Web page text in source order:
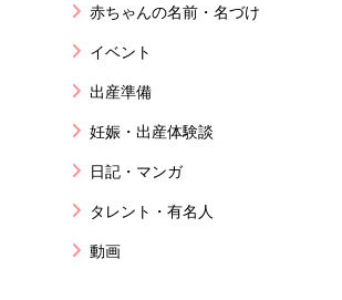
赤ちゃんの名前・名づけ
イベント
出産準備
妊娠・出産体験談
日記・マンガ
タレント・有名人
動画